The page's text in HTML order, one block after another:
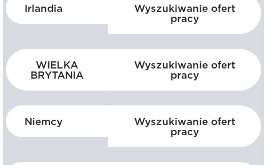
Irlandia
Wyszukiwanie ofert
pracy
WIELKA
BRYTANIA
Wyszukiwanie ofert
pracy
Niemcy
Wyszukiwanie ofert
pracy